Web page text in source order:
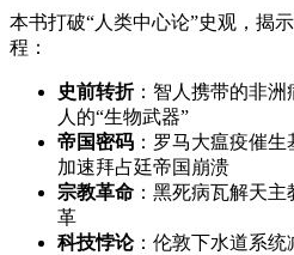
本书打破“人类中心论”史观，揭
程：
史前转折：智人携带的非洲
人的“生物武器”
帝国密码 ：罗马大瘟疫催
加速拜占廷帝国崩溃
宗教革命 ：黑死病瓦解天
革
科技悖论：伦敦下水道系统